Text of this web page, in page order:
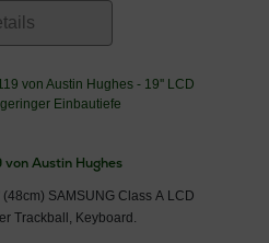
von Austin Hughes
SAMSUNG Class A LCD
Trackball, Keyboard.